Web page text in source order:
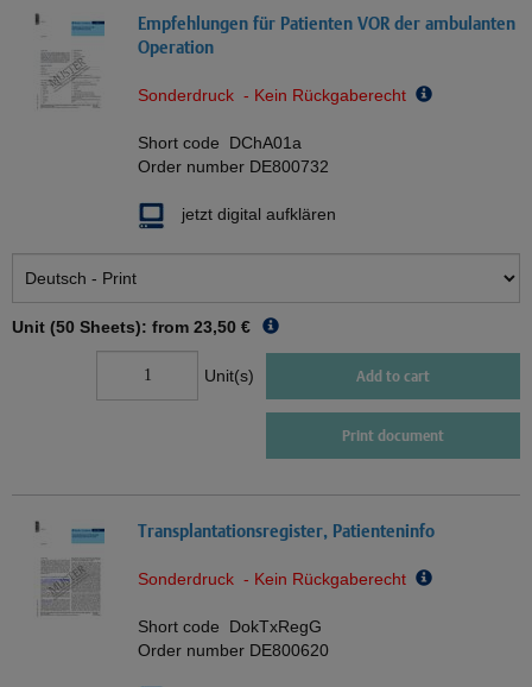
Empfehlungen für Patienten VOR der ambulanten
Operation
Sonderdruck - Kein Rückgaberecht
Short code DChA01a
Order number DE800732
jetzt digital aufklären
Unit (50 Sheets): from 23,50 €
Unit(s) Add to cart
Print document
Transplantationsregister, Patienteninfo
Sonderdruck - Kein Rückgaberecht
Short code DokTxRegG
Order number DE800620